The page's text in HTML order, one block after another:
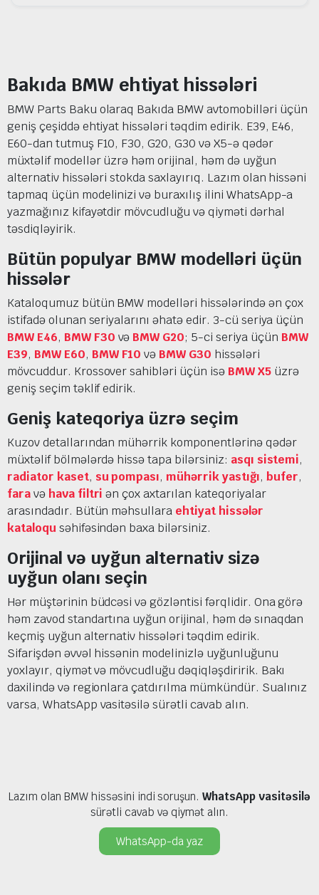
Bakıda BMW ehtiyat hissələri
BMW Parts Baku olaraq Bakıda BMW avtomobilləri üçün
geniş çeşiddə ehtiyat hissələri təqdim edirik. E39, E46,
E60-dan tutmuş F10, F30, G20, G30 və X5-ə qədər
müxtəlif modellər üzrə həm orijinal, həm də uyğun
alternativ hissələri stokda saxlayırıq. Lazım olan hissəni
tapmaq üçün modelinizi və buraxılış ilini WhatsApp-a
yazmağınız kifayətdir mövcudluğu və qiyməti dərhal
təsdiqləyirik.
Bütün populyar BMW modelləri üçün
hissələr
Kataloqumuz bütün BMW modelləri hissələrində ən çox
istifadə olunan seriyalarını əhatə edir. 3-cü seriya üçün
BMW E46, BMW F30 və BMW G20; 5-ci seriya üçün BMW
E39, BMW E60, BMW F10 və BMW G30 hissələri
mövcuddur. Krossover sahibləri üçün isə BMW X5üzrə
geniş seçim təklif edirik.
Geniş kateqoriya üzrə seçim
Kuzov detallarından mühərrik komponentlərinə qədər
müxtəlif bölmələrdə hissə tapa bilərsiniz: asqı sistemi,
radiator kaset, su pompası, mühərrik yastığı, bufer,
faravə hava filtri ən çox axtarılan kateqoriyalar
arasındadır. Bütün məhsullara ehtiyat hissələr
kataloqusəhifəsindən baxa bilərsiniz.
Orijinal və uyğun alternativ sizə
uyğun olanı seçin
Hər müştərinin büdcəsi və gözləntisi fərqlidir. Ona görə
həm zavod standartına uyğun orijinal, həm də sınaqdan
keçmiş uyğun alternativ hissələri təqdim edirik.
Sifarişdən əvvəl hissənin modelinizlə uyğunluğunu
yoxlayır, qiymət və mövcudluğu dəqiqləşdiririk. Bakı
daxilində və regionlara çatdırılma mümkündür. Sualınız
varsa, WhatsApp vasitəsilə sürətli cavab alın.
Lazım olan BMW hissəsini indi soruşun.WhatsApp vasitəsilə
sürətli cavab və qiymət alın.
WhatsApp-da yaz